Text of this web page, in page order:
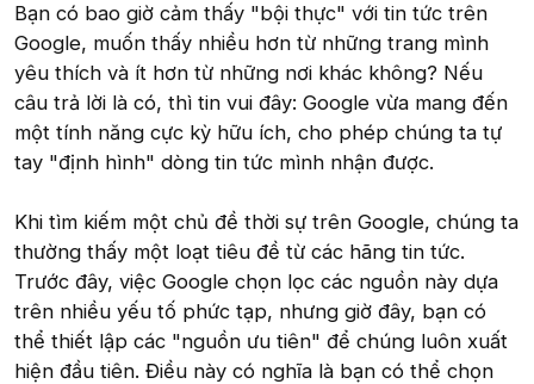
Bạn có bao giờ cảm thấy "bội thực" với tin tức trên
Google, muốn thấy nhiều hơn từ những trang mình
yêu thích và ít hơn từ những nơi khác không? Nếu
câu trả lời là có, thì tin vui đây: Google vừa mang đến
một tính năng cực kỳ hữu ích, cho phép chúng ta tự
tay "định hình" dòng tin tức mình nhận được.
Khi tìm kiếm một chủ đề thời sự trên Google, chúng ta
thường thấy một loạt tiêu đề từ các hãng tin tức.
Trước đây, việc Google chọn lọc các nguồn này dựa
trên nhiều yếu tố phức tạp, nhưng giờ đây, bạn có
thể thiết lập các "nguồn ưu tiên" để chúng luôn xuất
hiện đầu tiên. Điều này có nghĩa là bạn có thể chọn